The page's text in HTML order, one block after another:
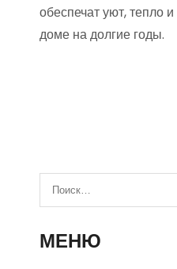
обеспечат уют, тепло
доме на долгие годы.
МЕНЮ